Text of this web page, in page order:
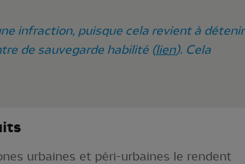
infraction, puisque cela revient à détenir
de sauvegarde habilité (lien). Cela
urbaines et péri-urbaines le rendent